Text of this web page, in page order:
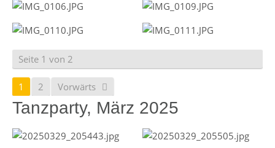
Seite 1 von 2
1 2 Vorwärts
Tanzparty, März 2025